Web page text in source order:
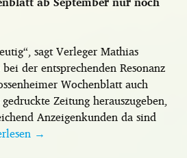
sagt Verleger Mathias
der entsprechenden Resonanz
Wochenblatt auch
Zeitung herauszugeben,
Anzeigenkunden da sind
→